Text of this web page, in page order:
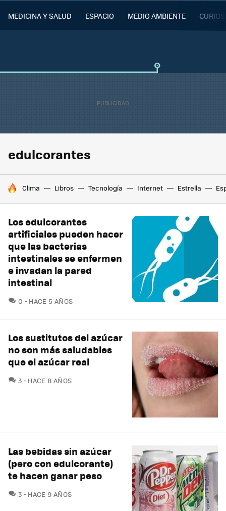
MEDICINA Y SALUD ESPACIO MEDIO AMBIENTE
edulcorantes
HOY SE HABLA DE
Clima Libros Tecnología Internet Estrella
Los edulcorantes
artificiales pueden hacer
que las bacterias
intestinales se enfermen
e invadan la pared
intestinal
0 COMENTARIOS
HACE 5 AÑOS
Los sustitutos del azúcar
no son más saludables
que el azúcar real
3 COMENTARIOS
HACE 8 AÑOS
Las bebidas sin azúcar
(pero con edulcorante)
te hacen ganar peso
3 COMENTARIOS
HACE 9 AÑOS